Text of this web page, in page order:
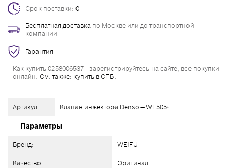
Артикул Клапан инжектора Denso — WF505#
Параметры
Бренд: WEIFU
Качество: Оригинал
Срок поставки: 0
Бесплатная доставка по Москве или до транспортной
компании
Гарантия
Как купить 0258006537 - зарегистрируйтесь на сайте, все покупки
онлайн. См. также: купить в СПБ.